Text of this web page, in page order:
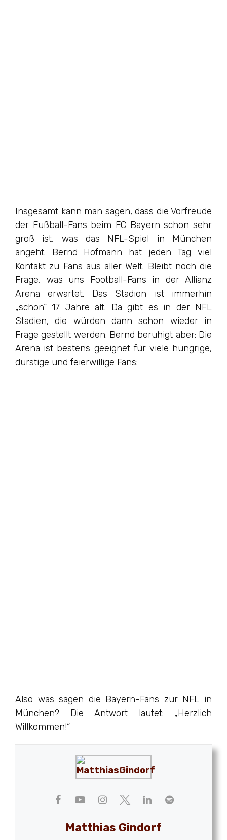
Insgesamt kann man sagen, dass die Vorfreude
der Fußball-Fans beim FC Bayern schon sehr
groß ist, was das NFL-Spiel in München
angeht. Bernd Hofmann hat jeden Tag viel
Kontakt zu Fans aus aller Welt. Bleibt noch die
Frage, was uns Football-Fans in der Allianz
Arena erwartet. Das Stadion ist immerhin
„schon“ 17 Jahre alt. Da gibt es in der NFL
Stadien, die würden dann schon wieder in
Frage gestellt werden. Bernd beruhigt aber: Die
Arena ist bestens geeignet für viele hungrige,
durstige und feierwillige Fans:
Also was sagen die Bayern-Fans zur NFL in
München? Die Antwort lautet: „Herzlich
Willkommen!“
Matthias Gindorf